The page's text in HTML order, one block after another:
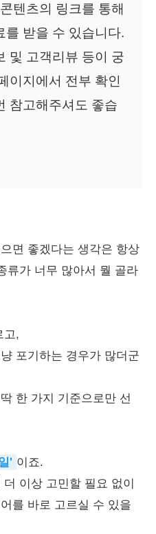
텐츠의 링크를 통해
를 받을 수 있습니다.
및 고객리뷰 등이 궁
이지에서 전부 확인
참고해주셔도 좋습
면 좋겠다는 생각은 항상
류가 너무 많아서 뭘 골라
고,
포기하는 경우가 많더군
한 가지 기준으로만 선
' 이죠.
이상 고민할 필요 없이
를 바로 고르실 수 있을